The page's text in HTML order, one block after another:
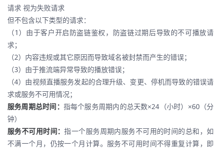
请求 视为失败请求
但不包含以下类型的请求：
（ 1 ）由于客户开启防盗链鉴权，防盗链过期后导致的不可播放请
求；
（2）内容违规或其它原因而导致域名被封禁而产生的错误；
（3）由于推流端异常导致的播放错误；
（4）由视频直播服务发起的合理升级、变更、停机而导致的错误请
求或服务不可用情况；
服务周期总时间： 指每个服务周期内的总天数×24 （小时） ×60（分
钟）
服务不可用时间：指一个服务周期内服务不可用的时间的总和，如
不满一个月，仍按一个月计算。服务不可用时间不得重复计算，即